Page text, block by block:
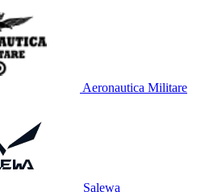
Aeronautica Militare
Salewa